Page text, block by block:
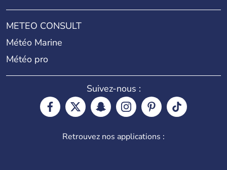
METEO CONSULT
Météo Marine
Météo pro
Suivez-nous :
Retrouvez nos applications :